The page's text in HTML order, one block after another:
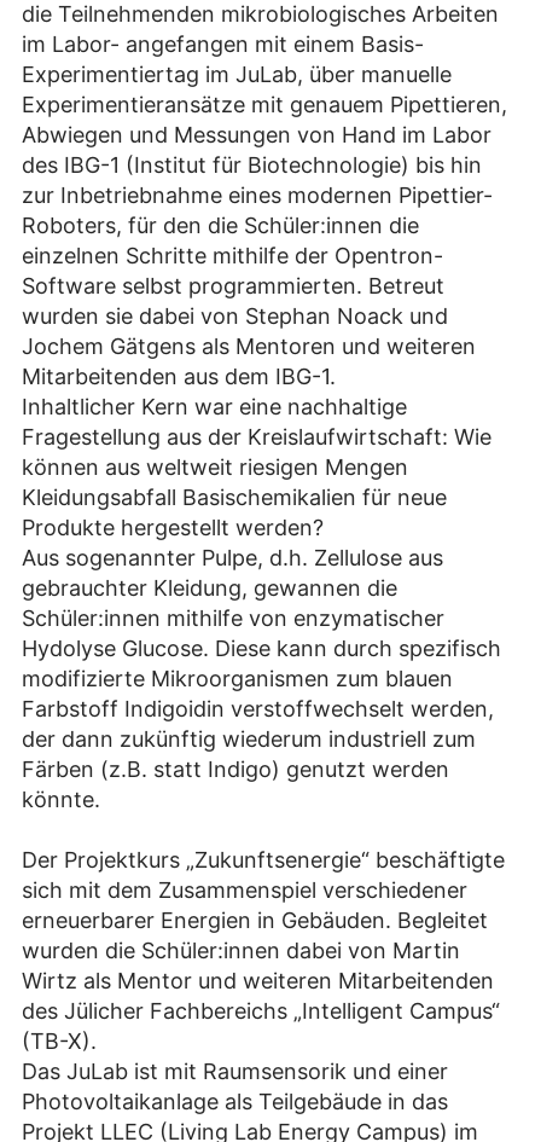
die Teilnehmenden mikrobiologisches Arbeiten
im Labor- angefangen mit einem Basis-
Experimentiertag im JuLab, über manuelle
Experimentieransätze mit genauem Pipettieren,
Abwiegen und Messungen von Hand im Labor
des IBG-1 (Institut für Biotechnologie) bis hin
zur Inbetriebnahme eines modernen Pipettier-
Roboters, für den die Schüler:innen die
einzelnen Schritte mithilfe der Opentron-
Software selbst programmierten. Betreut
wurden sie dabei von Stephan Noack und
Jochem Gätgens als Mentoren und weiteren
Mitarbeitenden aus dem IBG-1.
Inhaltlicher Kern war eine nachhaltige
Fragestellung aus der Kreislaufwirtschaft: Wie
können aus weltweit riesigen Mengen
Kleidungsabfall Basischemikalien für neue
Produkte hergestellt werden?
Aus sogenannter Pulpe, d.h. Zellulose aus
gebrauchter Kleidung, gewannen die
Schüler:innen mithilfe von enzymatischer
Hydolyse Glucose. Diese kann durch spezifisch
modifizierte Mikroorganismen zum blauen
Farbstoff Indigoidin verstoffwechselt werden,
der dann zukünftig wiederum industriell zum
Färben (z.B. statt Indigo) genutzt werden
könnte.
Der Projektkurs „Zukunftsenergie“ beschäftigte
sich mit dem Zusammenspiel verschiedener
erneuerbarer Energien in Gebäuden. Begleitet
wurden die Schüler:innen dabei von Martin
Wirtz als Mentor und weiteren Mitarbeitenden
des Jülicher Fachbereichs „Intelligent Campus“
(TB-X).
Das JuLab ist mit Raumsensorik und einer
Photovoltaikanlage als Teilgebäude in das
Projekt LLEC (Living Lab Energy Campus) im